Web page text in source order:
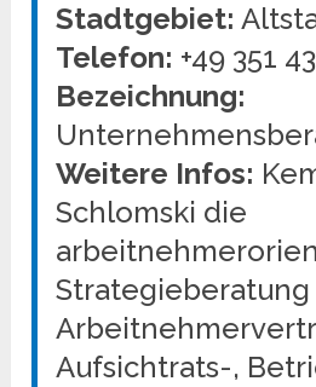
Stadtgebiet:
Telefon: +49 351
Bezeichnung:
Weitere Infos:
Schlomski die
Strategieberatung
Aufsichtrats-,